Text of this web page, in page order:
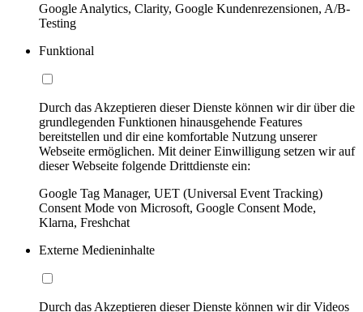
Google Analytics, Clarity, Google Kundenrezensionen, A/B-
Testing
Funktional
Durch das Akzeptieren dieser Dienste können wir dir über die
grundlegenden Funktionen hinausgehende Features
bereitstellen und dir eine komfortable Nutzung unserer
Webseite ermöglichen. Mit deiner Einwilligung setzen wir auf
dieser Webseite folgende Drittdienste ein:
Google Tag Manager, UET (Universal Event Tracking)
Consent Mode von Microsoft, Google Consent Mode,
Klarna, Freshchat
Externe Medieninhalte
Durch das Akzeptieren dieser Dienste können wir dir Videos